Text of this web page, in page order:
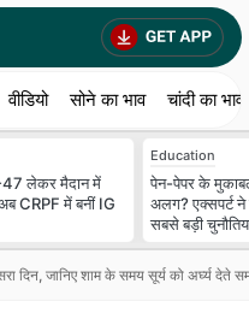
वीडियो सोने का भाव चांदी का भाव
47 लेकर मैदान में
CRPF में बनीं IG
Education
पेन-पेपर के मुकाबले
अलग? एक्सपर्ट ने
सबसे बड़ी
जानिए शाम के समय सूर्य को अर्घ्य देते